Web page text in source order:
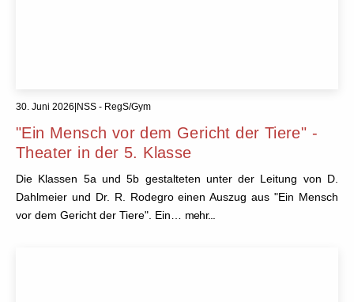
30. Juni 2026 NSS - RegS/Gym
"Ein Mensch vor dem Gericht der Tiere" -
Theater in der 5. Klasse
Die Klassen 5a und 5b gestalteten unter der Leitung von D.
Dahlmeier und Dr. R. Rodegro einen Auszug aus "Ein Mensch
vor dem Gericht der Tiere". Ein… mehr...